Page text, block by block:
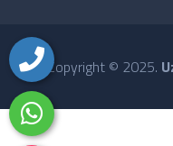
Copyright © 2025.